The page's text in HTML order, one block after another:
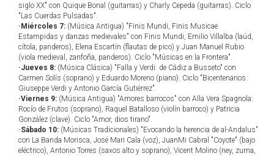
siglo XX" con Quique Bonal (guitarras) y Charly Cepeda (guitarras). Ciclo
"Las Cuerdas Pulsadas".
·Miércoles 7: (Música Antigua) "Finis Mundi, Finis Musicae.
Estampidas y danzas medievales" con Finis Mundi, Emilio Villalba (laúd,
cítola, panderos), Elena Escartín (flautas de pico) y Juan Manuel Rubio
(viola medieval, zanfoña, panderos). Ciclo "Músicas en la Frontera".
·Jueves 8: (Música Clásica) "Falla y Verdi: de Cádiz a Busseto" con
Carmen Solís (soprano) y Eduardo Moreno (piano). Ciclo "Bicentenarios:
Giuseppe Verdi y Antonio García Gutiérrez".
·Viernes 9: (Música Antigua) "Amores barrocos" con Alla Vera Spagnola:
Rocío de Frutos (soprano), Raquel Batalloso (violín barroco) y Patricia
González (clave). Ciclo "Amor, dios tirano".
·Sábado 10: (Músicas Tradicionales) "Evocando la herencia de al-Andalus"
con La Banda Morisca, José Mari Cala (voz), JuanMi Cabral "Coyote" (bajo
eléctrico), Antonio Torres (saxos alto y soprano), Vicent Molino (ney, zurna,